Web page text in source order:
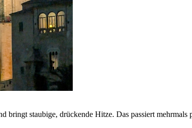
bringt staubige, drückende Hitze. Das passiert mehrmals